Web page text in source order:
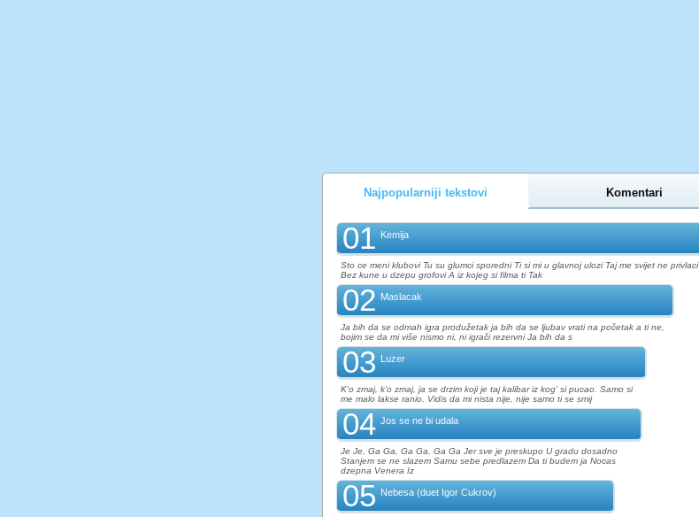
Najpopularniji tekstovi Komentari
01 Kemija
Sto ce meni klubovi Tu su glumci sporedni Ti si mi u glavnoj ulozi Taj me svijet ne privlaci
Bez kune u dzepu grofovi A iz kojeg si filma ti Tak
02 Maslacak
Ja bih da se odmah igra produžetak ja bih da se ljubav vrati na početak a ti ne,
bojim se da mi više nismo ni, ni igrači rezervni Ja bih da s
03 Luzer
K'o zmaj, k'o zmaj, ja se drzim koji je taj kalibar iz kog' si pucao. Samo si
me malo lakse ranio. Vidis da mi nista nije, nije samo ti se smij
04 Jos se ne bi udala
Je Je, Ga Ga, Ga Ga, Ga Ga Jer sve je preskupo U gradu dosadno
Stanjem se ne slazem Samu sebe predlazem Da ti budem ja Nocas
dzepna Venera Iz
05 Nebesa (duet Igor Cukrov)